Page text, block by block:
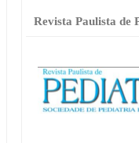
Revista Paulista de